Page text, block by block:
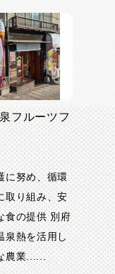
フルーツフ
に努め、循環
取り組み、安
食の提供 別府
泉熱を活用し
農業......